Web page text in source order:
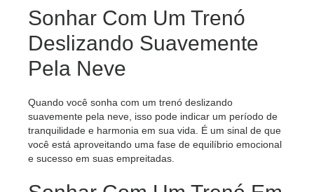
Sonhar Com Um Trenó
Deslizando Suavemente
Pela Neve
Quando você sonha com um trenó deslizando
suavemente pela neve, isso pode indicar um período de
tranquilidade e harmonia em sua vida. É um sinal de que
você está aproveitando uma fase de equilíbrio emocional
e sucesso em suas empreitadas.